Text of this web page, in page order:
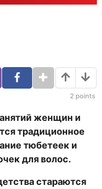
2 points
женщин и
традиционное
тюбетеек и
для волос.
стараются